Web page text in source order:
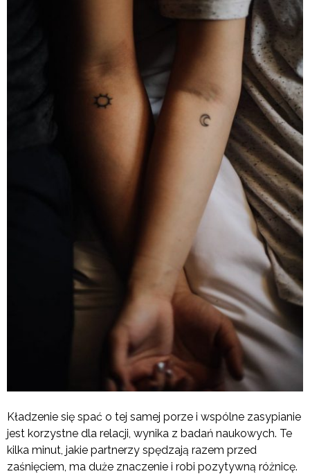
Kładzenie się spać o tej samej porze i wspólne zasypianie
jest korzystne dla relacji, wynika z badań naukowych. Te
kilka minut, jakie partnerzy spędzają razem przed
zaśnięciem, ma duże znaczenie i robi pozytywną różnicę.